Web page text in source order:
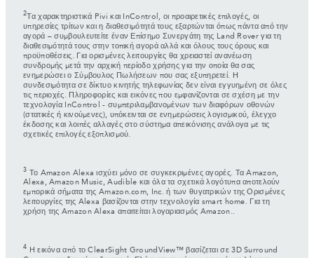
2
Τα χαρακτηριστικά Pivi και InControl, οι προαιρετικές επιλογές, οι
υπηρεσίες τρίτων και η διαθεσιμότητά τους εξαρτώνται όπως πάντα από την
αγορά – συμβουλευτείτε έναν Επίσημο Συνεργάτη της Land Rover για τη
διαθεσιμότητά τους στην τοπική αγορά αλλά και όλους τους όρους και
προϋποθέσεις. Για ορισμένες λειτουργίες θα χρειαστεί ανανέωση
συνδρομής μετά την αρχική περίοδο χρήσης για την οποία θα σας
ενημερώσει ο Σύμβουλος Πωλήσεων που σας εξυπηρετεί. Η
συνδεσιμότητα σε δίκτυο κινητής τηλεφωνίας δεν είναι εγγυημένη σε όλες
τις περιοχές. Πληροφορίες και εικόνες που εμφανίζονται σε σχέση με την
τεχνολογία InControl - συμπεριλαμβανομένων των διαφόρων οθονών
(στατικές ή κινούμενες), υπόκεινται σε ενημερώσεις λογισμικού, έλεγχο
έκδοσης και λοιπές αλλαγές στο σύστημα απεικόνισης ανάλογα με τις
σχετικές επιλογές εξοπλισμού.
3 Το Amazon Alexa ισχύει μόνο σε συγκεκριμένες αγορές. Τα Amazon,
Alexa, Amazon Music, Audible και όλα τα σχετικά λογότυπα αποτελούν
εμπορικά σήματα της Amazon.com, Inc. ή των θυγατρικών της Ορισμένες
λειτουργίες της Alexa βασίζονται στην τεχνολογία smart home. Για τη
χρήση της Amazon Alexa απαιτείται λογαριασμός Amazon..
4
Η εικόνα από το ClearSight GroundView™ βασίζεται σε 3D Surround